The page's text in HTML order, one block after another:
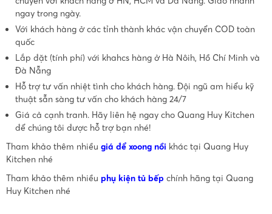
ngay trong ngày.
Với khách hàng ở các tỉnh thành khác vận chuyển COD toàn
quốc
Lắp đặt (tính phí) với khahcs hàng ở Hà Nôih, Hồ Chí Minh và
Đà Nẵng
Hỗ trợ tư vấn nhiệt tình cho khách hàng. Đội ngũ am hiểu kỹ
thuật sẵn sàng tư vấn cho khách hàng 24/7
Giá cả cạnh tranh. Hãy liên hệ ngay cho Quang Huy Kitchen
để chúng tôi được hỗ trợ bạn nhé!
Tham khảo thêm nhiều giá để xoong nồi khác tại Quang Huy
Kitchen nhé
Tham khảo thêm nhiều phụ kiện tủ bếp chính hãng tại Quang
Huy Kitchen nhé